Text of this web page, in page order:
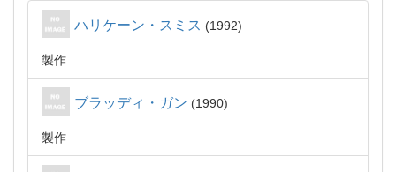
ハリケーン・スミス 1992
製作
ブラッディ・ガン 1990
製作